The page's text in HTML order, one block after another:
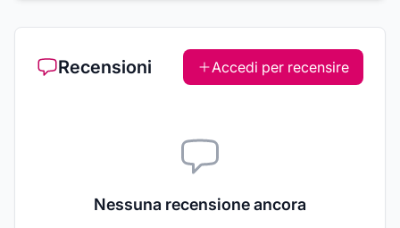
Recensioni Accedi per recensire
Nessuna recensione ancora